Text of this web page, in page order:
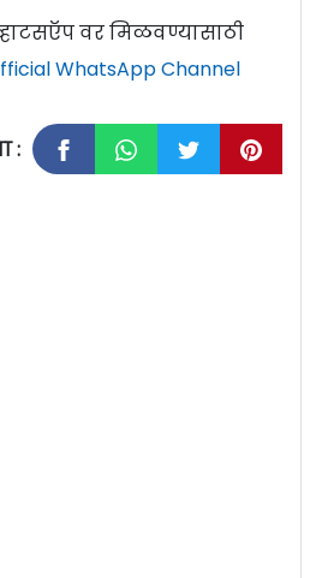
वर मिळवण्यासाठी
WhatsApp Channel
: